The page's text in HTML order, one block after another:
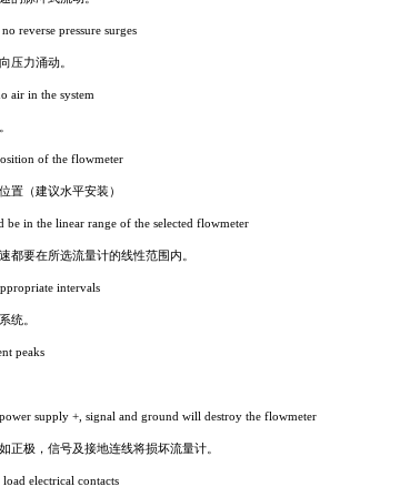
reverse pressure surges
压力涌动。
air in the system
of the flowmeter
置（建议水平安装）
be in the linear range of the selected flowmeter
都要在所选流量计的线性范围内。
intervals
统。
peaks
supply +, signal and ground will destroy the flowmeter
正极，信号及接地连线将损坏流量计。
electrical contacts